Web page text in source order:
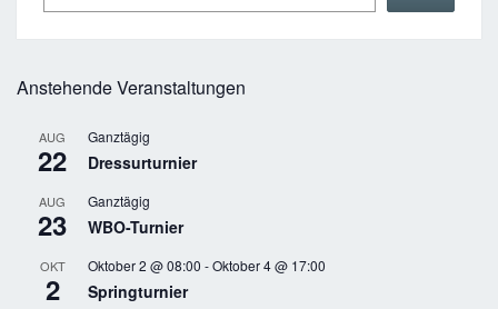
Anstehende Veranstaltungen
AUG
22
Ganztägig
Dressurturnier
AUG
23
Ganztägig
WBO-Turnier
OKT
2
Oktober 2 @ 08:00 -Oktober 4 @ 17:00
Springturnier